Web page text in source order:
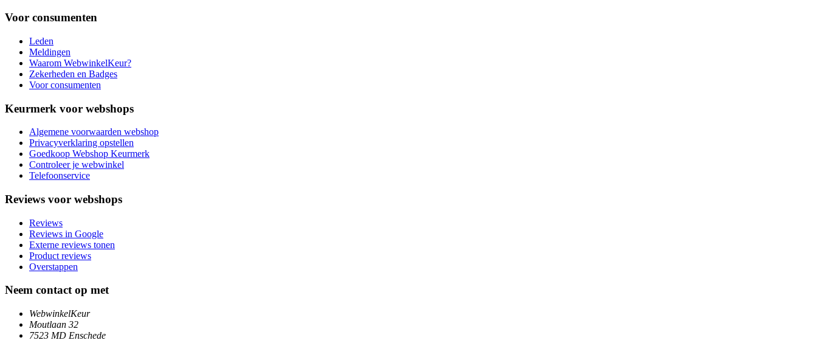
Voor consumenten
Leden
Meldingen
Waarom WebwinkelKeur?
Zekerheden en Badges
Voor consumenten
Keurmerk voor webshops
Algemene voorwaarden webshop
Privacyverklaring opstellen
Goedkoop Webshop Keurmerk
Controleer je webwinkel
Telefoonservice
Reviews voor webshops
Reviews
Reviews in Google
Externe reviews tonen
Product reviews
Overstappen
Neem contact op met
WebwinkelKeur
Moutlaan 32
7523 MD Enschede